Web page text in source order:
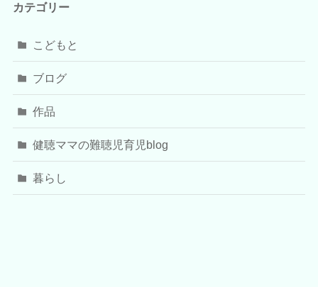
カテゴリー
こどもと
ブログ
作品
健聴ママの難聴児育児blog
暮らし